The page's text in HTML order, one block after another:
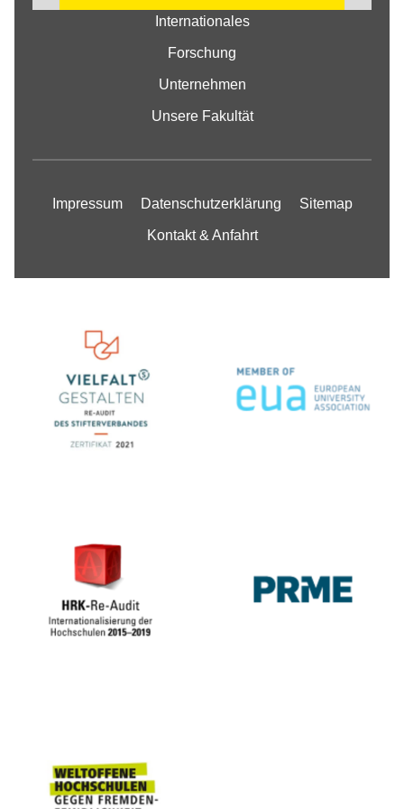
COOKIE EINSTELLUNGEN
Internationales
Forschung
Unternehmen
Unsere Fakultät
Impressum Datenschutzerklärung Sitemap
Kontakt & Anfahrt